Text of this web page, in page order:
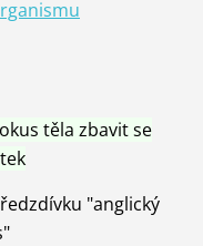
těla zbavit se
"anglický